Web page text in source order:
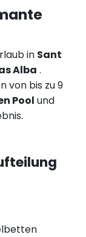
in Sant
Alba .
von bis zu 9
Pool und